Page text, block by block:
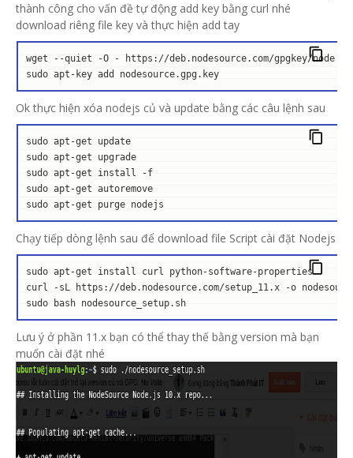
thành công cho vấn đề tự động add key bằng curl nhé
download riêng file key và thực hiện add tay
wget --quiet -O - https://deb.nodesource.com/gpgkey/node
sudo apt-key add nodesource.gpg.key
Ok thực hiện xóa nodejs củ và update bằng các câu lệnh sau
sudo apt-get update
sudo apt-get upgrade
sudo apt-get install -f
sudo apt-get autoremove
sudo apt-get purge nodejs
Chạy tiếp dòng lệnh sau để download file Script cài đặt Nodejs
sudo apt-get install curl python-software-properties
curl -sL https://deb.nodesource.com/setup_ 11.x -o
sudo bash nodesource_setup.sh
Lưu ý ở phần 11.x bạn có thể thay thế bằng version mà bạn
muốn cài đặt nhé